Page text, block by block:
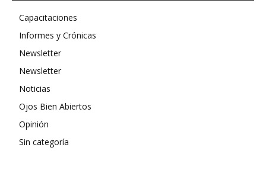
Capacitaciones
Informes y Crónicas
Newsletter
Newsletter
Noticias
Ojos Bien Abiertos
Opinión
Sin categoría